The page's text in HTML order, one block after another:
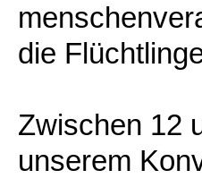
die
Zwischen 12
unserem